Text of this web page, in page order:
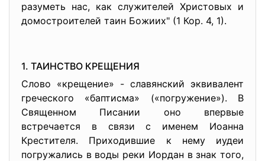
разуметь нас, как служителей Христовых и
домостроителей таин Божиих" (1 Кор. 4, 1).
1. ТАИНСТВО КРЕЩЕНИЯ
Слово «крещение» - славянский эквивалент
греческого «баптисма» («погружение»). В
Священном Писании оно впервые
встречается в связи с именем Иоанна
Крестителя. Приходившие к нему иудеи
погружались в воды реки Иордан в знак того,